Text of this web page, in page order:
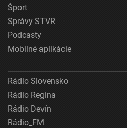
Šport
Správy STVR
Podcasty
Mobilné aplikácie
Rádio Slovensko
Rádio Regina
Rádio Devín
Rádio_FM